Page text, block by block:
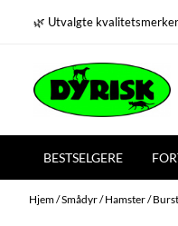
Hopp til innhold
🌿 Utvalgte
BESTSELGERE
Hjem/Smådyr/Hamster/